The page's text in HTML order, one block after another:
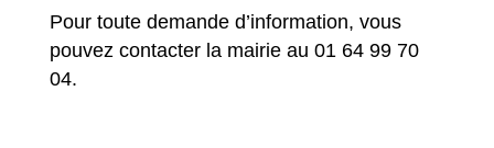
Pour toute demande d’information, vous
pouvez contacter la mairie au 01 64 99 70
04.